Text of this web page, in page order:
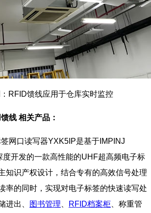
RFID馈线应用于仓库实时监控
线 相关产品：
网口读写器YXK5IP是基于IMPINJ
度开发的一款高性能的UHF超高频电子标
知识产权设计，结合专有的高效信号处理
率的同时，实现对电子标签的快速读写处
进出、
图书管理 RFID档案柜 、称重管